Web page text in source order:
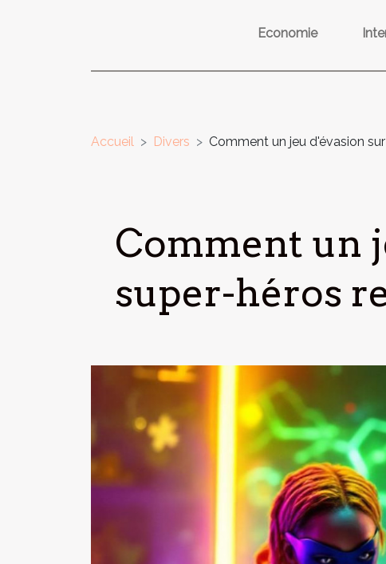
Economie
Accueil Divers Comment un jeu d'évasion
Comment un
super-héros